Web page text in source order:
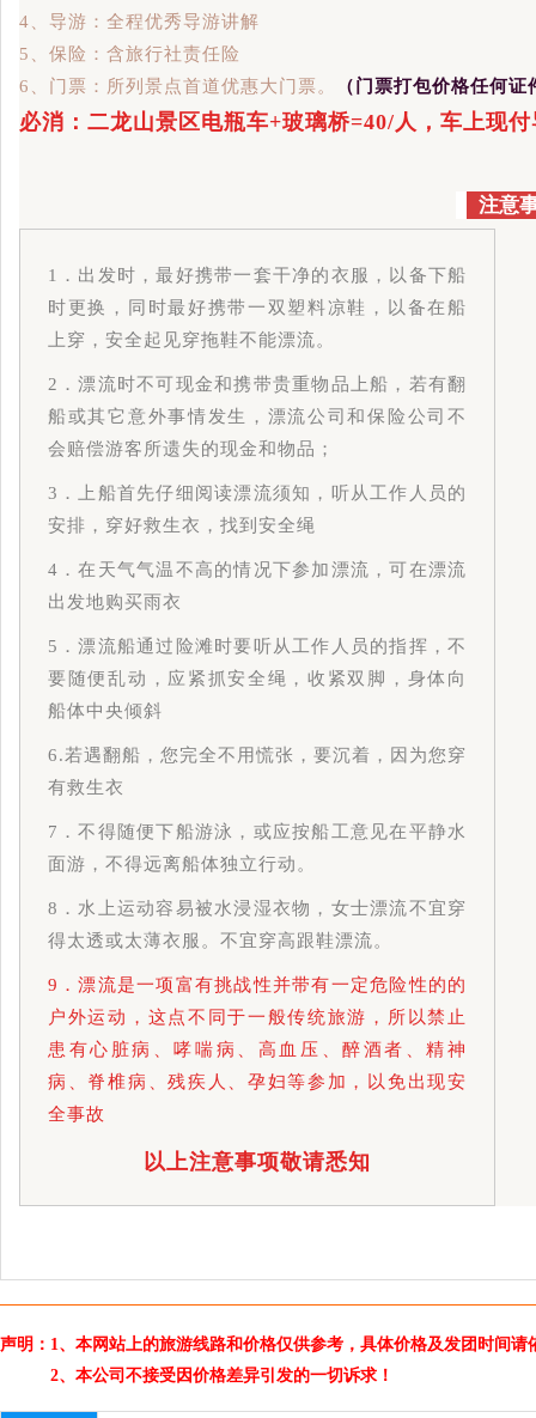
4、导游：全程优秀导游讲解
5、保险：含旅行社责任险
6、门票：所列景点首道优惠大门票。
（门票打包价格任何
必消：二龙山景区电瓶车+玻璃桥=40/人，车上现
注意
1．出发时，最好携带一套干净的衣服，以备下船
时更换，同时最好携带一双塑料凉鞋，以备在船
上穿，安全起见穿拖鞋不能漂流。
2．漂流时不可现金和携带贵重物品上船，若有翻
船或其它意外事情发生，漂流公司和保险公司不
会赔偿游客所遗失的现金和物品；
3．上船首先仔细阅读漂流须知，听从工作人员的
安排，穿好救生衣，找到安全绳
4．在天气气温不高的情况下参加漂流，可在漂流
出发地购买雨衣
5．漂流船通过险滩时要听从工作人员的指挥，不
要随便乱动，应紧抓安全绳，收紧双脚，身体向
船体中央倾斜
6.若遇翻船，您完全不用慌张，要沉着，因为您穿
有救生衣
7．不得随便下船游泳，或应按船工意见在平静水
面游，不得远离船体独立行动。
8．水上运动容易被水浸湿衣物，女士漂流不宜穿
得太透或太薄衣服。不宜穿高跟鞋漂流。
9．漂流是一项富有挑战性并带有一定危险性的的
户外运动，这点不同于一般传统旅游，所以禁止
患有心脏病、哮喘病、高血压、醉酒者、精神
病、脊椎病、残疾人、孕妇等参加，以免出现安
全事故
以上注意事项敬请悉知
声明：1、本网站上的旅游线路和价格仅供参考，具体价格及发团时间
2、本公司不接受因价格差异引发的一切诉求！